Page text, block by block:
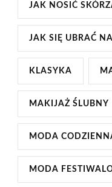
JAK NOSIĆ
JAK SIĘ UBRAĆ
KLASYKA
MAKIJAŻ ŚLUBNY
MODA
MODA